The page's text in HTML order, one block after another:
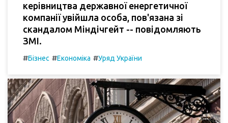
керівництва державної енергетичної
компанії увійшла особа, пов'язана зі
скандалом Міндічгейт -- повідомляють
ЗМІ.
#Бізнес #Економіка #Уряд України